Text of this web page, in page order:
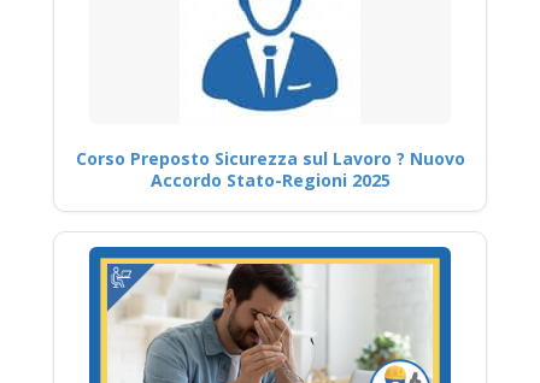
Corso Preposto Sicurezza sul Lavoro ? Nuovo
Accordo Stato-Regioni 2025